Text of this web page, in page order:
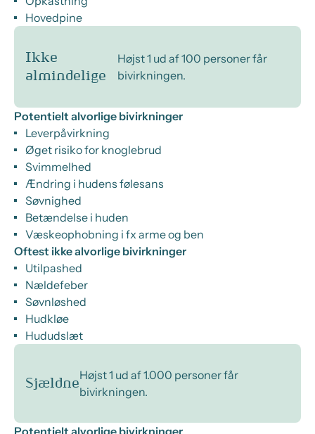
Hovedpine
Ikke
almindelige
Højst 1 ud af 100 personer får
bivirkningen.
Potentielt alvorlige bivirkninger
Leverpåvirkning
Øget risiko for knoglebrud
Svimmelhed
Ændring i hudens følesans
Søvnighed
Betændelse i huden
Væskeophobning i fx arme og ben
Oftest ikke alvorlige bivirkninger
Utilpashed
Nældefeber
Søvnløshed
Hudkløe
Hududslæt
Sjældne
Højst 1 ud af 1.000 personer får
bivirkningen.
Potentielt alvorlige bivirkninger